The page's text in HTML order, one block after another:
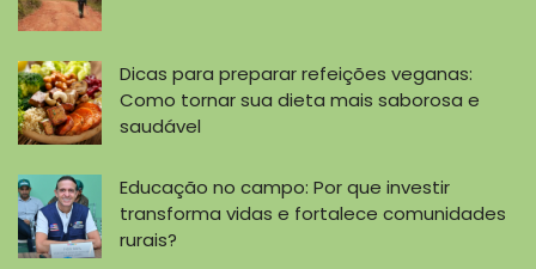
Dicas para preparar refeições veganas:
Como tornar sua dieta mais saborosa e
saudável
Educação no campo: Por que investir
transforma vidas e fortalece comunidades
rurais?